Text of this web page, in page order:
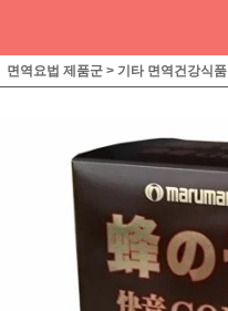
면역요법 제품군 > 기타 면역건강식품